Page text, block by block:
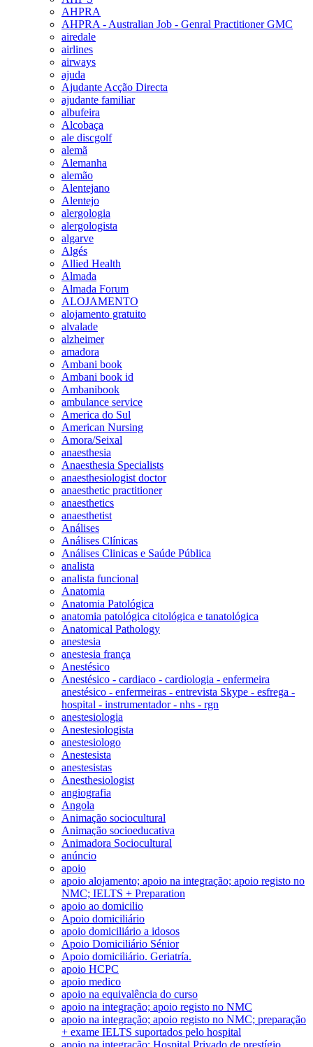
AHPRA
AHPRA - Australian Job - Genral Practitioner GMC
airedale
airlines
airways
ajuda
Ajudante Acção Directa
ajudante familiar
albufeira
Alcobaça
ale discgolf
alemã
Alemanha
alemão
Alentejano
Alentejo
alergologia
alergologista
algarve
Algés
Allied Health
Almada
Almada Forum
ALOJAMENTO
alojamento gratuito
alvalade
alzheimer
amadora
Ambani book
Ambani book id
Ambanibook
ambulance service
America do Sul
American Nursing
Amora/Seixal
anaesthesia
Anaesthesia Specialists
anaesthesiologist doctor
anaesthetic practitioner
anaesthetics
anaesthetist
Análises
Análises Clínicas
Análises Clinicas e Saúde Pública
analista
analista funcional
Anatomia
Anatomia Patológica
anatomia patológica citológica e tanatológica
Anatomical Pathology
anestesia
anestesia frança
Anestésico
Anestésico - cardiaco - cardiologia - enfermeira
anestésico - enfermeiras - entrevista Skype - esfrega -
hospital - instrumentador - nhs - rgn
anestesiologia
Anestesiologista
anestesiologo
Anestesista
anestesistas
Anesthesiologist
angiografia
Angola
Animação sociocultural
Animação socioeducativa
Animadora Sociocultural
anúncio
apoio
apoio alojamento; apoio na integração; apoio registo no
NMC; IELTS + Preparation
apoio ao domicilio
Apoio domiciliário
apoio domiciliário a idosos
Apoio Domiciliário Sénior
Apoio domiciliário. Geriatría.
apoio HCPC
apoio medico
apoio na equivalência do curso
apoio na integração; apoio registo no NMC
apoio na integração; apoio registo no NMC; preparação
+ exame IELTS suportados pelo hospital
apoio na integração; Hospital Privado de prestígio